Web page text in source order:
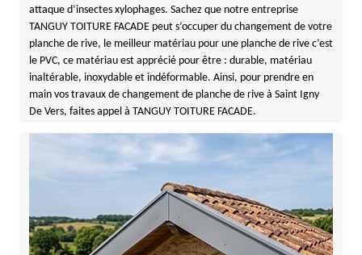
attaque d’insectes xylophages. Sachez que notre entreprise
TANGUY TOITURE FACADE peut s’occuper du changement de votre
planche de rive, le meilleur matériau pour une planche de rive c’est
le PVC, ce matériau est apprécié pour être : durable, matériau
inaltérable, inoxydable et indéformable. Ainsi, pour prendre en
main vos travaux de changement de planche de rive à Saint Igny
De Vers, faites appel à TANGUY TOITURE FACADE.